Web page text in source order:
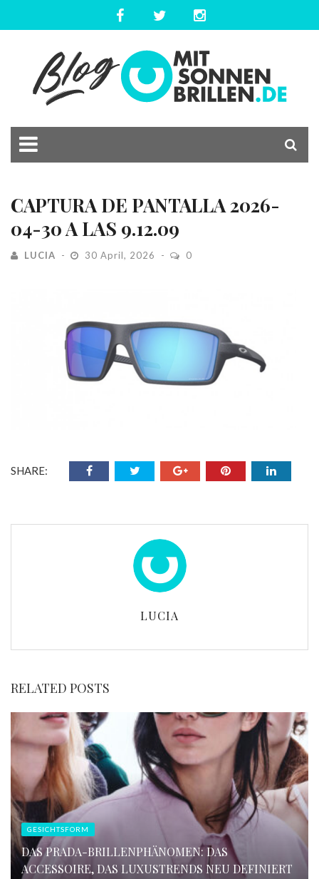
CAPTURA DE PANTALLA 2026-
04-30 A LAS 9.12.09
LUCIA 30 April, 2026 0
SHARE:
LUCIA
RELATED POSTS
GESICHTSFORM
DAS PRADA-BRILLENPHÄNOMEN: DAS
ACCESSOIRE, DAS LUXUSTRENDS NEU DEFINIERT